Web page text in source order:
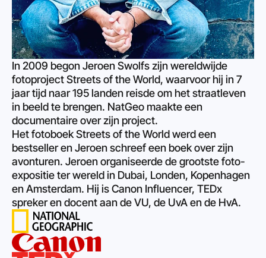
In 2009 begon Jeroen Swolfs zijn wereldwijde
fotoproject Streets of the World, waarvoor hij in 7
jaar tijd naar 195 landen reisde om het straatleven
in beeld te brengen. NatGeo maakte een
documentaire over zijn project.
Het fotoboek Streets of the World werd een
bestseller en Jeroen schreef een boek over zijn
avonturen. Jeroen organiseerde de grootste foto-
expositie ter wereld in Dubai, Londen, Kopenhagen
en Amsterdam. Hij is Canon Influencer, TEDx
spreker en docent aan de VU, de UvA en de HvA.